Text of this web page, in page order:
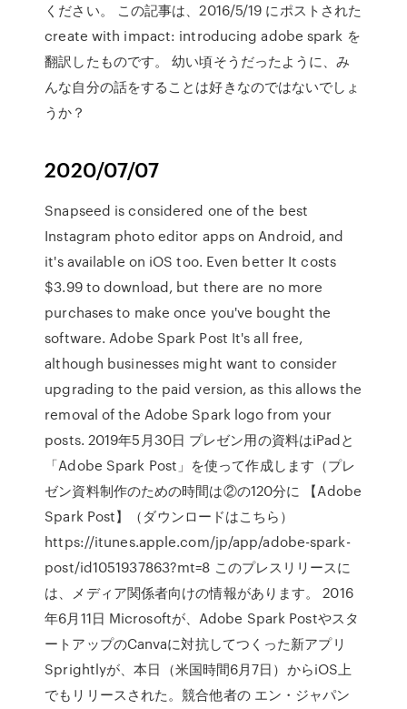
ください。 この記事は、2016/5/19 にポストされた
create with impact: introducing adobe spark を
翻訳したものです。 幼い頃そうだったように、み
んな自分の話をすることは好きなのではないでしょ
うか？
2020/07/07
Snapseed is considered one of the best
Instagram photo editor apps on Android, and
it's available on iOS too. Even better It costs
$3.99 to download, but there are no more
purchases to make once you've bought the
software. Adobe Spark Post It's all free,
although businesses might want to consider
upgrading to the paid version, as this allows the
removal of the Adobe Spark logo from your
posts. 2019年5月30日 プレゼン用の資料はiPadと
「Adobe Spark Post」を使って作成します（プレ
ゼン資料制作のための時間は②の120分に 【Adobe
Spark Post】（ダウンロードはこちら）
https://itunes.apple.com/jp/app/adobe-spark-
post/id1051937863?mt=8 このプレスリリースに
は、メディア関係者向けの情報があります。 2016
年6月11日 Microsoftが、Adobe Spark Postやスタ
ートアップのCanvaに対抗してつくった新アプリ
Sprightlyが、本日（米国時間6月7日）からiOS上
でもリリースされた。競合他者の エン・ジャパン